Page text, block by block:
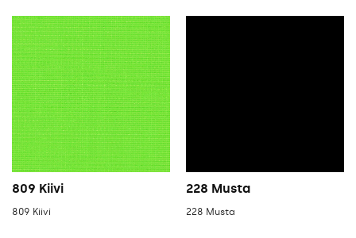
809 Kiivi
809 Kiivi
228 Musta
228 Musta